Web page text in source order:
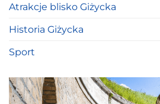
Atrakcje blisko Giżycka
Historia Giżycka
Sport